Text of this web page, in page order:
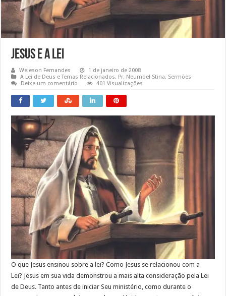
Jesus e a Lei
Weleson Fernandes
1 de janeiro de 2008
A Lei de Deus e Temas Relacionados, Pr. Neumoel Stina, Sermões
Deixe um comentário
401 Visualizações
O que Jesus ensinou sobre a lei? Como Jesus se relacionou com a
Lei? Jesus em sua vida demonstrou a mais alta consideração pela Lei
de Deus. Tanto antes de iniciar Seu ministério, como durante o